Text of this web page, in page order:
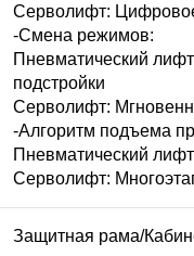
Серволифт:
-Смена режимов:
Пневматический
подстройки
Серволифт:
-Алгоритм подъема
Пневматический
Серволифт:
Защитная рама/